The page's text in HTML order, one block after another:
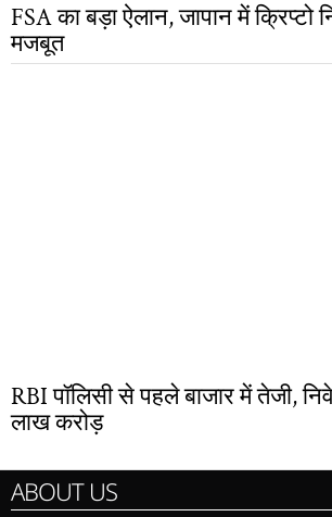
FSA का बड़ा ऐलान, जापान में क्रिप्टो
मजबूत
RBI पॉलिसी से पहले बाजार में तेजी,
लाख करोड़
ABOUT US